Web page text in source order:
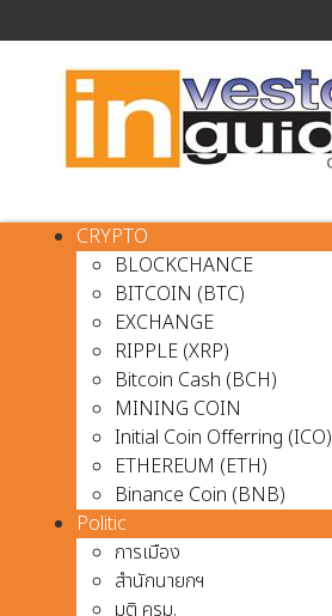
CRYPTO
BLOCKCHANCE
BITCOIN (BTC)
EXCHANGE
RIPPLE (XRP)
Bitcoin Cash (BCH)
MINING COIN
Initial Coin Offerring (ICO)
ETHEREUM (ETH)
Binance Coin (BNB)
Politic
การเมือง
สำนักนายกฯ
มติ ครม.